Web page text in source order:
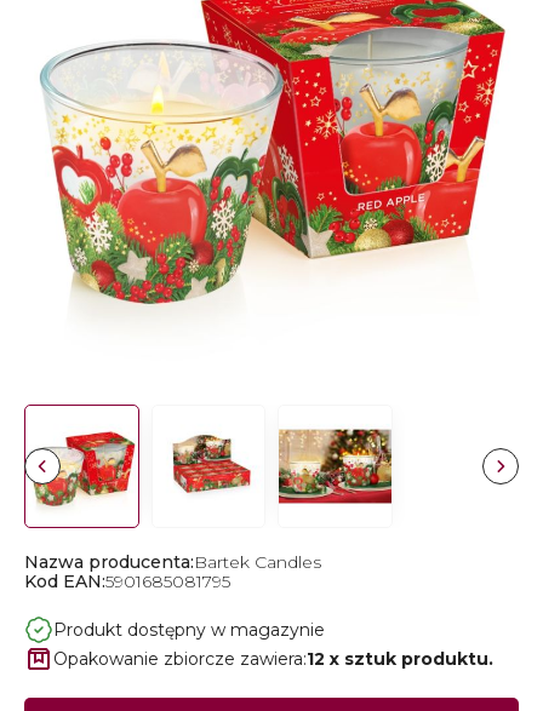
Nazwa producenta:Bartek Candles
Kod EAN:5901685081795
Produkt dostępny w magazynie
Opakowanie zbiorcze zawiera:12 x sztuk produktu.